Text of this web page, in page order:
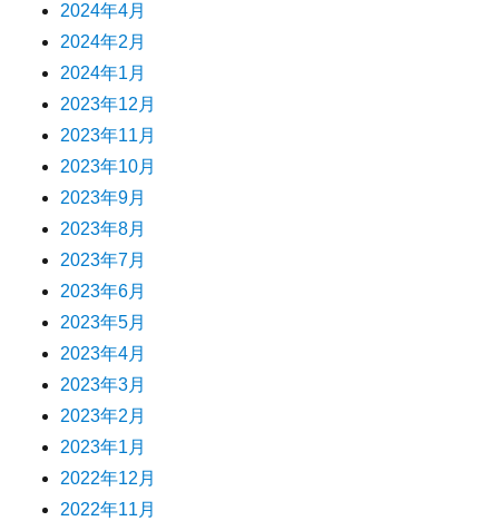
2024年4月
2024年2月
2024年1月
2023年12月
2023年11月
2023年10月
2023年9月
2023年8月
2023年7月
2023年6月
2023年5月
2023年4月
2023年3月
2023年2月
2023年1月
2022年12月
2022年11月